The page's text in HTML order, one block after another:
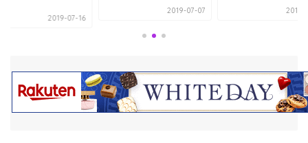
2019-07-16
2019-07-07 2019-